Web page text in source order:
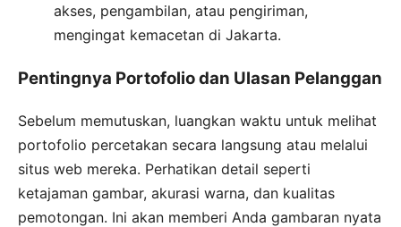
akses, pengambilan, atau pengiriman,
mengingat kemacetan di Jakarta.
Pentingnya Portofolio dan Ulasan Pelanggan
Sebelum memutuskan, luangkan waktu untuk melihat
portofolio percetakan secara langsung atau melalui
situs web mereka. Perhatikan detail seperti
ketajaman gambar, akurasi warna, dan kualitas
pemotongan. Ini akan memberi Anda gambaran nyata